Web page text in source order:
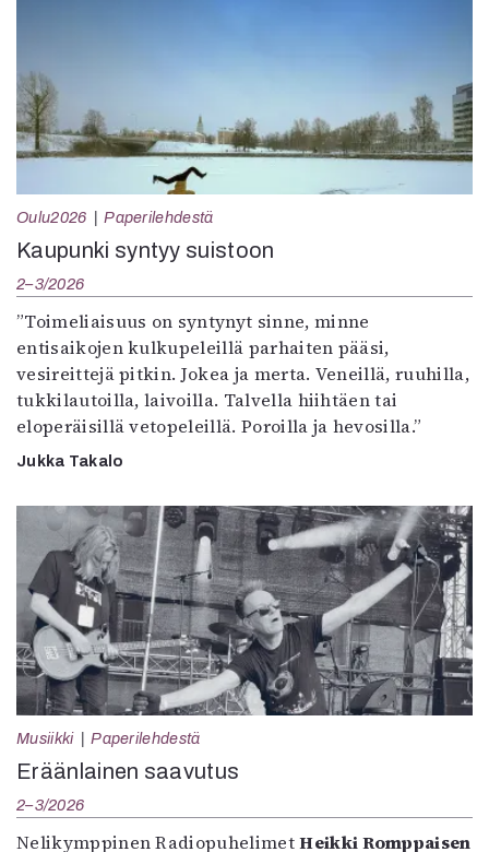
Oulu2026 Paperilehdestä
Kaupunki syntyy suistoon
2–3/2026
”Toimeliaisuus on syntynyt sinne, minne
entisaikojen kulkupeleillä parhaiten pääsi,
vesireittejä pitkin. Jokea ja merta. Veneillä, ruuhilla,
tukkilautoilla, laivoilla. Talvella hiihtäen tai
eloperäisillä vetopeleillä. Poroilla ja hevosilla.”
Jukka Takalo
Musiikki Paperilehdestä
Eräänlainen saavutus
2–3/2026
Nelikymppinen RadiopuhelimetHeikki Romppaisen